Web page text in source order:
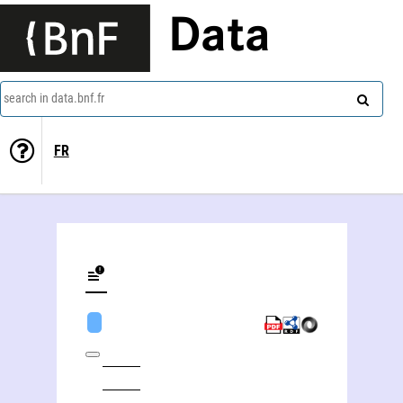
Data
search in data.bnf.fr
FR